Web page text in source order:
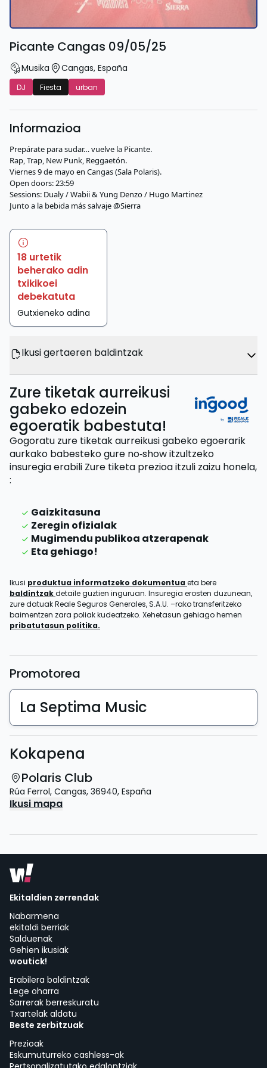
Picante Cangas 09/05/25
Musika Cangas, España
DJ Fiesta urban
Informazioa
Prepárate para sudar… vuelve la Picante.
Rap, Trap, New Punk, Reggaetón.
Viernes 9 de mayo en Cangas (Sala Polaris).
Open doors: 23:59
Sessions: Dualy / Wabii & Yung Denzo / Hugo Martinez
Junto a la bebida más salvaje @Sierra
18 urtetik
beherako adin
txikikoei
debekatuta
Gutxieneko adina
Ikusi gertaeren baldintzak
Zure tiketak aurreikusi
gabeko edozein
egoeratik babestuta!
Gogoratu zure tiketak aurreikusi gabeko egoerarik
aurkako babesteko gure no‑show itzultzeko
insuregia erabili Zure tiketa prezioa itzuli zaizu honela,
:
Gaizkitasuna
Zeregin ofizialak
Mugimendu publikoa atzerapenak
Eta gehiago!
Ikusi produktua informatzeko dokumentua eta bere
baldintzakdetaile guztien inguruan. Insuregia erosten duzunean,
zure datuak Reale Seguros Generales, S.A.U. –rako transferitzeko
baimentzen zara poliak kudeatzeko. Xehetasun gehiago hemen
pribatutasun politika.
Promotorea
La Septima Music
Kokapena
Polaris Club
Rúa Ferrol, Cangas, 36940, España
Ikusi mapa
Ekitaldien zerrendak
Nabarmena
ekitaldi berriak
Salduenak
Gehien ikusiak
woutick!
Erabilera baldintzak
Lege oharra
Sarrerak berreskuratu
Txartelak aldatu
Beste zerbitzuak
Prezioak
Eskumuturreko cashless-ak